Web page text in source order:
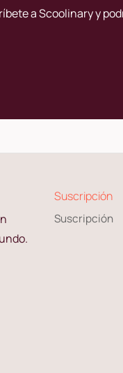
a Scoolinary y
Suscripción
Suscripción